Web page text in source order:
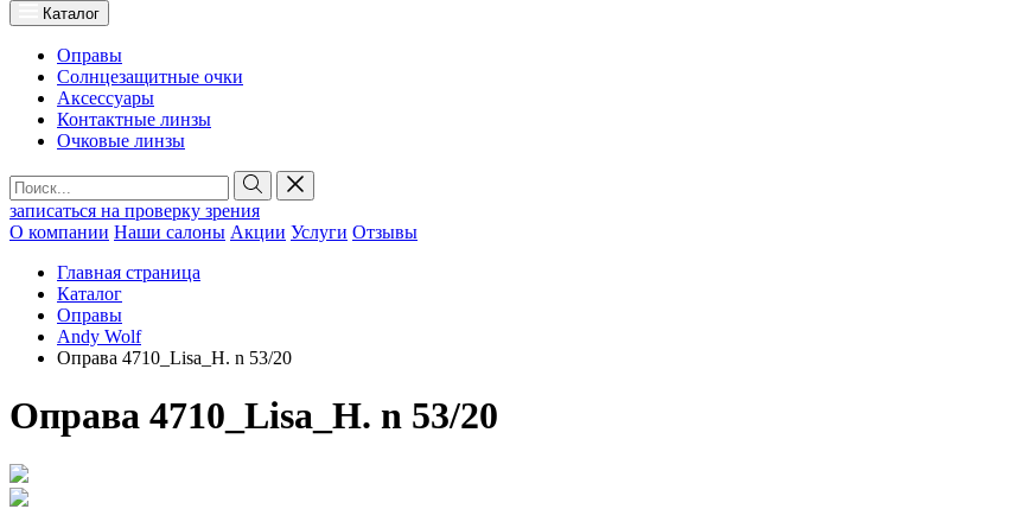
Каталог
Оправы
Солнцезащитные очки
Аксессуары
Контактные линзы
Очковые линзы
записаться на проверку зрения
О компании Наши салоны Акции Услуги Отзывы
Главная страница
Каталог
Оправы
Andy Wolf
Оправа 4710_Lisa_H. n 53/20
Оправа 4710_Lisa_H. n 53/20